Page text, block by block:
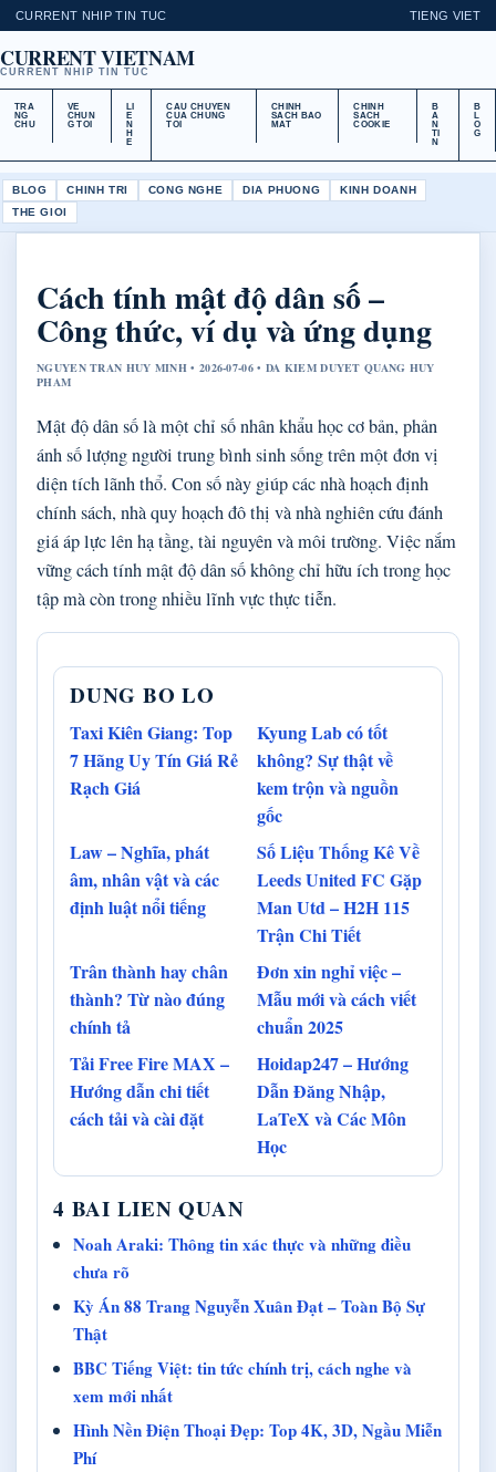
CURRENT NHIP TIN TUC TIENG VIET
CURRENT VIETNAM
CURRENT NHIP TIN TUC
TRA
NG
CHU
VE
CHUN
G TOI
LI
E
N
H
E
CAU CHUYEN
CUA CHUNG
TOI
CHINH
SACH BAO
MAT
CHINH
SACH
COOKIE
B
A
N
TI
N
B
L
O
G
BLOG CHINH TRI CONG NGHE DIA PHUONG
KINH DOANH
THE GIOI
Cách tính mật độ dân số –
Công thức, ví dụ và ứng dụng
NGUYEN TRAN HUY MINH • 2026-07-06 • DA KIEM DUYET QUANG HUY
PHAM
Mật độ dân số là một chỉ số nhân khẩu học cơ bản, phản
ánh số lượng người trung bình sinh sống trên một đơn vị
diện tích lãnh thổ. Con số này giúp các nhà hoạch định
chính sách, nhà quy hoạch đô thị và nhà nghiên cứu đánh
giá áp lực lên hạ tầng, tài nguyên và môi trường. Việc nắm
vững cách tính mật độ dân số không chỉ hữu ích trong học
tập mà còn trong nhiều lĩnh vực thực tiễn.
DUNG BO LO
Taxi Kiên Giang: Top
7 Hãng Uy Tín Giá Rẻ
Rạch Giá
Kyung Lab có tốt
không? Sự thật về
kem trộn và nguồn
gốc
Law – Nghĩa, phát
âm, nhân vật và các
định luật nổi tiếng
Số Liệu Thống Kê Về
Leeds United FC Gặp
Man Utd – H2H 115
Trận Chi Tiết
Trân thành hay chân
thành? Từ nào đúng
chính tả
Đơn xin nghỉ việc –
Mẫu mới và cách viết
chuẩn 2025
Tải Free Fire MAX –
Hướng dẫn chi tiết
cách tải và cài đặt
Hoidap247 – Hướng
Dẫn Đăng Nhập,
LaTeX và Các Môn
Học
4 BAI LIEN QUAN
Noah Araki: Thông tin xác thực và những điều
chưa rõ
Kỳ Án 88 Trang Nguyễn Xuân Đạt – Toàn Bộ Sự
Thật
BBC Tiếng Việt: tin tức chính trị, cách nghe và
xem mới nhất
Hình Nền Điện Thoại Đẹp: Top 4K, 3D, Ngầu Miễn
Phí